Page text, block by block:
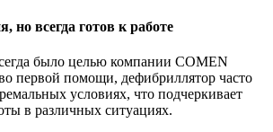
но всегда готов к работе
было целью компании COMEN
первой помощи, дефибриллятор часто
условиях, что подчеркивает
в различных ситуациях.